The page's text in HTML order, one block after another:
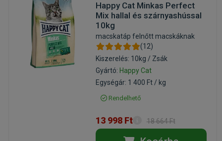
Happy Cat Minkas Perfect
Mix hallal és szárnyashússal
10kg
macskatáp felnőtt macskáknak
(12)
Kiszerelés: 10kg / Zsák
Gyártó: Happy Cat
Egységár: 1 400 Ft / kg
Rendelhető
13 998 Ft 18 664 Ft